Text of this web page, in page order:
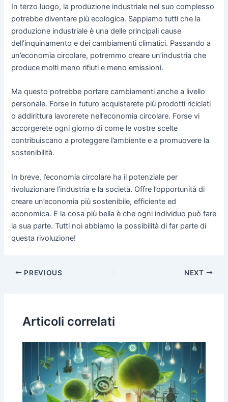
In terzo luogo, la produzione industriale nel suo complesso
potrebbe diventare più ecologica. Sappiamo tutti che la
produzione industriale è una delle principali cause
dell’inquinamento e dei cambiamenti climatici. Passando a
un’economia circolare, potremmo creare un’industria che
produce molti meno rifiuti e meno emissioni.
Ma questo potrebbe portare cambiamenti anche a livello
personale. Forse in futuro acquisterete più prodotti riciclati
o addirittura lavorerete nell’economia circolare. Forse vi
accorgerete ogni giorno di come le vostre scelte
contribuiscano a proteggere l’ambiente e a promuovere la
sostenibilità.
In breve, l’economia circolare ha il potenziale per
rivoluzionare l’industria e la società. Offre l’opportunità di
creare un’economia più sostenibile, efficiente ed
economica. E la cosa più bella è che ogni individuo può fare
la sua parte. Tutti noi abbiamo la possibilità di far parte di
questa rivoluzione!
Post
PREVIOUS NEXT
Articoli correlati